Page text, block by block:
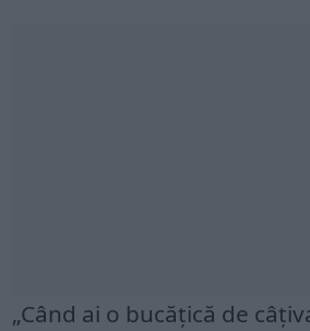
„Când ai o bucățică de